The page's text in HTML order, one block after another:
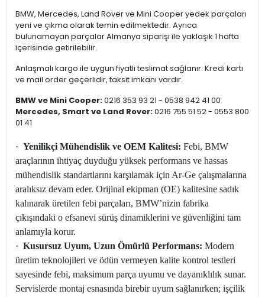
BMW, Mercedes, Land Rover ve Mini Cooper yedek parçaları
yeni ve çıkma olarak temin edilmektedir. Ayrıca
bulunamayan parçalar Almanya siparişi ile yaklaşık 1 hafta
içerisinde getirilebilir.
Anlaşmalı kargo ile uygun fiyatlı teslimat sağlanır. Kredi kartı
ve mail order geçerlidir, taksit imkanı vardır.
BMW ve Mini Cooper:0216 353 93 21 - 0538 942 41 00
Mercedes, Smart ve Land Rover:0216 755 51 52 - 0553 800
01 41
· Yenilikçi Mühendislik ve OEM Kalitesi: Febi, BMW
araçlarının ihtiyaç duyduğu yüksek performans ve hassas
mühendislik standartlarını karşılamak için Ar-Ge çalışmalarına
aralıksız devam eder. Orijinal ekipman (OE) kalitesine sadık
kalınarak üretilen febi parçaları, BMW’nizin fabrika
çıkışındaki o efsanevi sürüş dinamiklerini ve güvenliğini tam
anlamıyla korur.
· Kusursuz Uyum, Uzun Ömürlü Performans: Modern
üretim teknolojileri ve ödün vermeyen kalite kontrol testleri
sayesinde febi, maksimum parça uyumu ve dayanıklılık sunar.
Servislerde montaj esnasında birebir uyum sağlanırken; işçilik